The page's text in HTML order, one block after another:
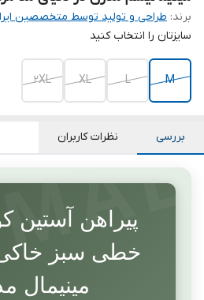
برند: طراحی و تولید توسط متخصصین
سایزتان را انتخاب کنید
M
L
XL
2XL
بررسی نظرات کاربران
پیراهن آستین
خطی سبز خاکی
مینیمال